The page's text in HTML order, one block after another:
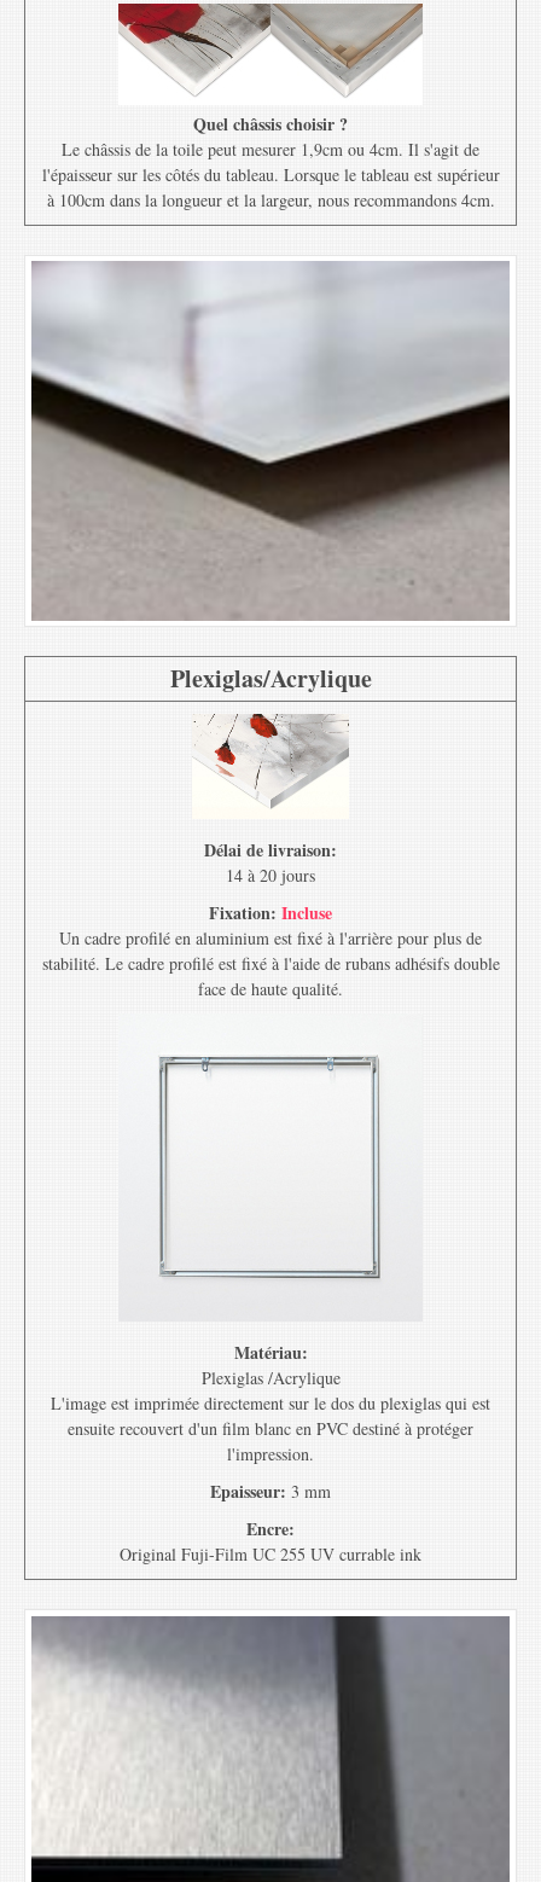
Quel châssis choisir ?
Le châssis de la toile peut mesurer 1,9cm ou 4cm. Il s'agit de
l'épaisseur sur les côtés du tableau. Lorsque le tableau est supérieur
à 100cm dans la longueur et la largeur, nous recommandons 4cm.
Plexiglas/Acrylique
Délai de livraison:
14 à 20 jours
Fixation: Incluse
Un cadre profilé en aluminium est fixé à l'arrière pour plus de
stabilité. Le cadre profilé est fixé à l'aide de rubans adhésifs double
face de haute qualité.
Matériau:
Plexiglas /Acrylique
L'image est imprimée directement sur le dos du plexiglas qui est
ensuite recouvert d'un film blanc en PVC destiné à protéger
l'impression.
Epaisseur: 3 mm
Encre:
Original Fuji-Film UC 255 UV currable ink